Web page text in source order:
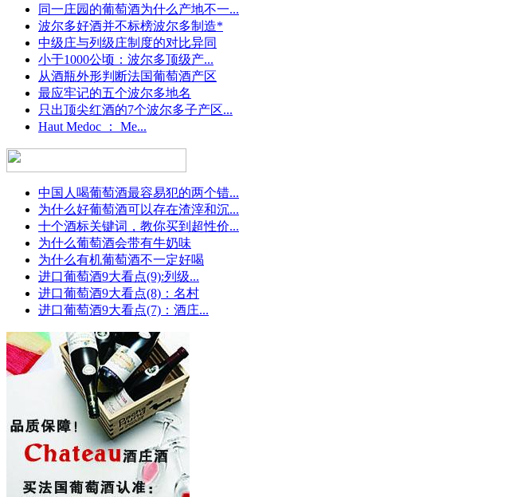
同一庄园的葡萄酒为什么产地不一...
波尔多好酒并不标榜波尔多制造*
中级庄与列级庄制度的对比异同
小于1000公顷：波尔多顶级产...
从酒瓶外形判断法国葡萄酒产区
最应牢记的五个波尔多地名
只出顶尖红酒的7个波尔多子产区...
Haut Medoc ： Me...
中国人喝葡萄酒最容易犯的两个错...
为什么好葡萄酒可以存在渣滓和沉...
十个酒标关键词，教你买到超性价...
为什么葡萄酒会带有牛奶味
为什么有机葡萄酒不一定好喝
进口葡萄酒9大看点(9):列级...
进口葡萄酒9大看点(8)：名村
进口葡萄酒9大看点(7)：酒庄...